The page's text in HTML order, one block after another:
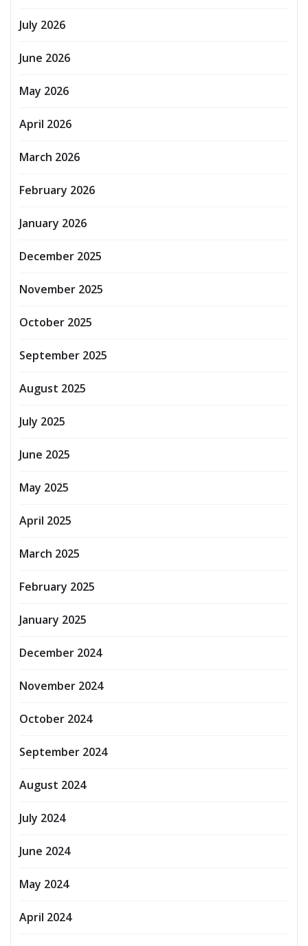
July 2026
June 2026
May 2026
April 2026
March 2026
February 2026
January 2026
December 2025
November 2025
October 2025
September 2025
August 2025
July 2025
June 2025
May 2025
April 2025
March 2025
February 2025
January 2025
December 2024
November 2024
October 2024
September 2024
August 2024
July 2024
June 2024
May 2024
April 2024